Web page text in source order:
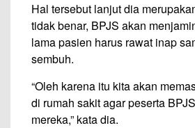
Hal tersebut lanjut dia
tidak benar, BPJS akan
lama pasien harus rawat inap
sembuh.
“Oleh karena itu kita akan
di rumah sakit agar peserta
mereka,” kata dia.